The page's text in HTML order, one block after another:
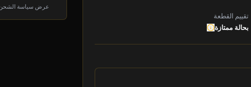
تقييم القطعة
بحالة ممتازة
عرض سياسة